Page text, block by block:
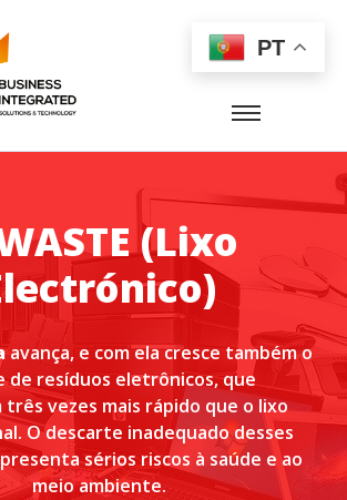
(Lixo
avança, e com ela cresce também o
de resíduos eletrônicos, que
três vezes mais rápido que o lixo
O descarte inadequado desses
sérios riscos à saúde e ao
meio ambiente.
PT